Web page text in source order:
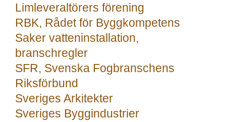
Limleveraltörers förening
RBK, Rådet för Byggkompetens
Saker vatteninstallation,
branschregler
SFR, Svenska Fogbranschens
Riksförbund
Sveriges Arkitekter
Sveriges Byggindustrier